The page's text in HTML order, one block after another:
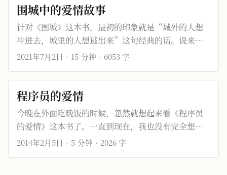
合了作者本人的遭遇和见闻。主角宋运辉后来工作的
东海厂也被普遍认为就是位于宁波。 故事梗概 故事从
1978年开始讲起。 中国在此之前遭受了“文革”的巨
大破坏，终于于1977年决定恢复高考。并在1978年十
政治决策，从此中国大地迸发了勃勃生机，人民的生
活也得到了极大地提升。 故事中的几位主角也是从这
个时期起，通过自己的拼搏，以及各种各种的人生选
择，走上了不同的道路。人生跌宕起伏，有过欢喜也
经历过迷茫。 宋运辉 故事的核心是宋运辉，他代表着
国营经济。 宋运辉出生于一个有着“成分问题”的家
庭，从小被人指指点点。幸好有一位善良懂事的姐姐
几个德国兵。袁世凯与德国司令克劳德决定公开处刑
孙丙，以儆效尤。效力清王朝长达四十年的头号刽子
手赵甲决定使用传说中最残忍的檀香刑，以保证孙丙
受刑后依然能存活五天，从而给五天后火车通车献
礼。 这是个黑暗的年代，清王朝摇摇欲坠，外部列强
环绕，国内义军蜂起。象征封建王朝的侩子手名义上
依附于旧王朝的知识分子，最后幡然醒悟，亲自打响
第一枪，饱含对这个时代的控诉。 文章的叙述技巧比
较新颖，基本都是以某一个角色的视角来叙述事情。
主要角色都有过辉煌或者得意的时刻，最后也均被时
围城中的爱情故事
针对《围城》这本书，最初的印象就是“城外的人想
冲进去，城里的人想逃出来”这句经典的话。说来惭
愧，直到这周才完整读完了全书。 此书读完，扑面袭
对话的描写，让人感觉到俗世的同时又不免有点琐
碎；主角几乎每件事最后都以失意收场，又使人觉得
看不到希望。也许这就是围城罢，一旦进入了这座
城，就再也走不出来了。 主角方鸿渐在整个故事中主
要经历了这么些事情： 欧洲留学归来，在船上结识鲍
小姐和苏小姐的故事 回到上海寄居老丈人家，同时与
苏小姐、唐小姐之间的三角恋情 情场失意，被老丈人
2021年7月2日 · 15 分钟 · 6053 字
程序员的爱情
今晚在外面吃晚饭的时候，忽然就想起来看《程序员
的爱情》这本书了。一直到现在，我也没有完全想明
白个中缘由，只是翻完这短短的故事后，有了点写东
2014年2月5日 · 5 分钟 · 2026 字